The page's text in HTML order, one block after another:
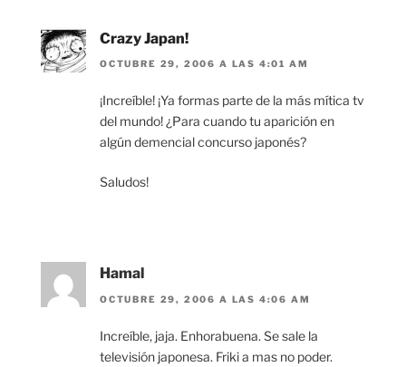
Crazy Japan!
OCTUBRE 29, 2006 A LAS 4:01 AM
¡Increíble! ¡Ya formas parte de la más mítica tv
del mundo! ¿Para cuando tu aparición en
algún demencial concurso japonés?
Saludos!
Hamal
OCTUBRE 29, 2006 A LAS 4:06 AM
Increíble, jaja. Enhorabuena. Se sale la
televisión japonesa. Friki a mas no poder.